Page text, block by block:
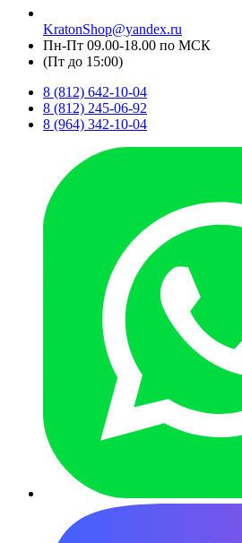
KratonShop@yandex.ru
Пн-Пт 09.00-18.00 по МСК
(Пт до 15:00)
8 (812) 642-10-04
8 (812) 245-06-92
8 (964) 342-10-04